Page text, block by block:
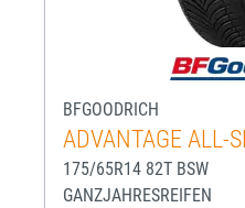
BFGOODRICH
ADVANTAGE ALL-
175/65R14 82T BSW
GANZJAHRESREIFEN